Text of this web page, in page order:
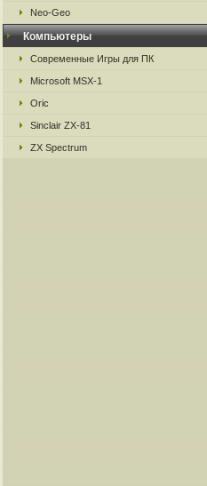
Neo-Geo
Компьютеры
Современные Игры для ПК
Microsoft MSX-1
Oric
Sinclair ZX-81
ZX Spectrum